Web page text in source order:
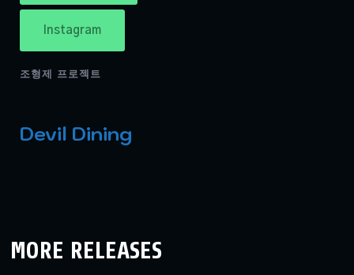
Instagram
조형제 프로젝트
Devil Dining
MORE RELEASES